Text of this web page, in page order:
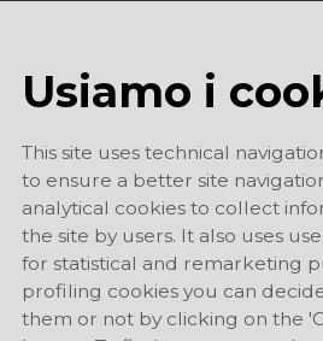
Usiamo i
This site uses technical
to ensure a better site
analytical cookies to collect
the site by users. It also uses
for statistical and remarketing
profiling cookies you can
them or not by clicking on the